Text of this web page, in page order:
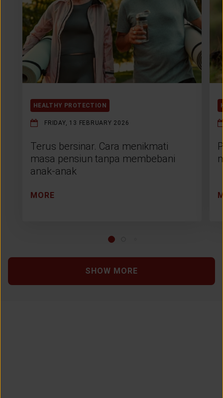
HEALTHY PROTECTION
FRIDAY, 13 FEBRUARY 2026
Terus bersinar. Cara menikmati
masa pensiun tanpa membebani
anak-anak
MORE
SHOW MORE